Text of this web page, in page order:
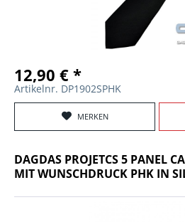
12,90 € *
Artikelnr. DP1902SPHK
MERKEN
DAGDAS PROJETCS 5 PANEL
MIT WUNSCHDRUCK PHK IN